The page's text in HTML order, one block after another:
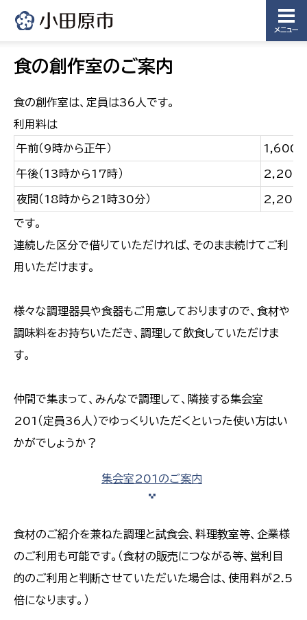
メニュー
食の創作室のご案内
食の創作室は、定員は36人です。
利用料は
午前（9時から正午） 1,600
午後（13時から17時） 2,200
夜間（18時から21時30分） 2,200
です。
連続した区分で借りていただければ、そのまま続けてご利
用いただけます。
様々な調理器具や食器もご用意しておりますので、食材や
調味料をお持ちいただき、調理して飲食していただけま
す。
仲間で集まって、みんなで調理して、隣接する集会室
201（定員36人）でゆっくりいただくといった使い方はい
かがでしょうか？
集会室201のご案内
食材のご紹介を兼ねた調理と試食会、料理教室等、企業様
のご利用も可能です。（食材の販売につながる等、営利目
的のご利用と判断させていただいた場合は、使用料が2.5
倍になります。）